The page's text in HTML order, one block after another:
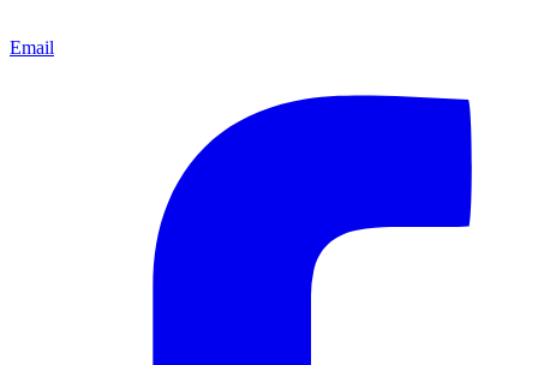
Email